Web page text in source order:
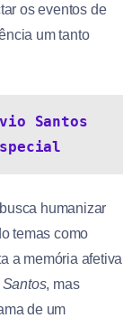
os eventos de
um tanto
Santos
humanizar
temas como
a memória afetiva
, mas
de um